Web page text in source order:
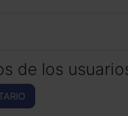
de los